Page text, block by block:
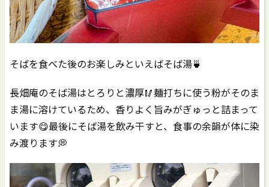
そばを食べた後のお楽しみといえばそば湯🍵
長畑庵のそば湯はとろりと濃厚🥢麺打ちに使う粉がそのま
ま湯に溶けているため、香りよく旨みがぎゅっと詰まって
います😋最後にそば湯を飲み干すと、食事の余韻が体に染
み渡ります💭